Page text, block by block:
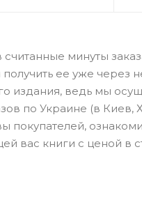
минуты
ее уже через
издания, ведь мы
по Украине (в
покупателей,
вас книги с ценой в